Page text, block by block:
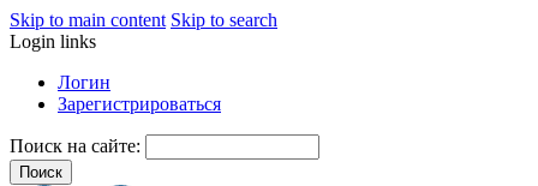
Skip to main content Skip to search
Login links
Логин
Зарегистрироваться
Поиск на сайте: